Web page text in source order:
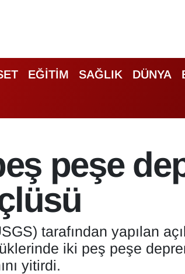
EĞİTİM SAĞLIK DÜNYA
peşe
tarafından yapılan
iki peş peşe
yitirdi.